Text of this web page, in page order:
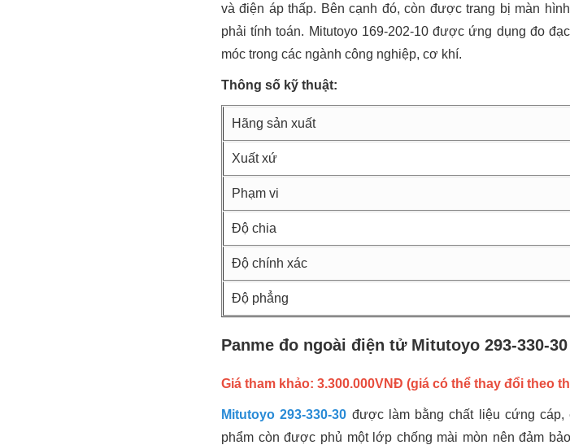
và điện áp thấp. Bên cạnh đó, còn được trang bị màn
phải tính toán. Mitutoyo 169-202-10 được ứng dụng đo
móc trong các ngành công nghiệp, cơ khí.
Thông số kỹ thuật:
Hãng sản xuất
Xuất xứ
Phạm vi
Độ chia
Độ chính xác
Độ phẳng
Panme đo ngoài điện tử Mitutoyo 293-330-30
Giá tham khảo: 3.300.000VNĐ (giá có thể thay đổi theo
Mitutoyo 293-330-30 được làm bằng chất liệu cứng cáp,
phẩm còn được phủ một lớp chống mài mòn nên đảm